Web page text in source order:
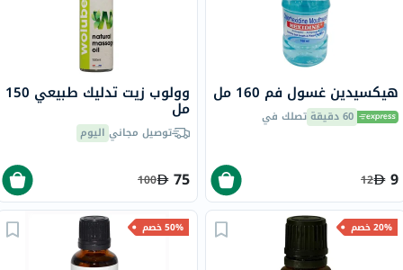
هيكسيدين غسول فم 160 مل
60 دقيقة تصلك في
9
12
وولوب زيت تدليك طبيعي 150
مل
توصيل مجاني اليوم
75
100
20% خصم 50% خصم